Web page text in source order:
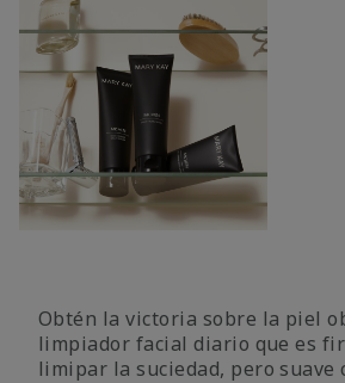
Obtén la victoria sobre la piel
limpiador facial diario que es
limipar la suciedad, pero suave